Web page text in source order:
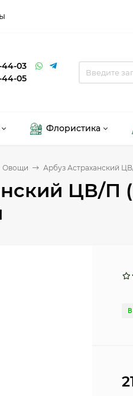
44-03
44-05
Флористика
Овощи Арбуз Астраханский
ЦВ/П